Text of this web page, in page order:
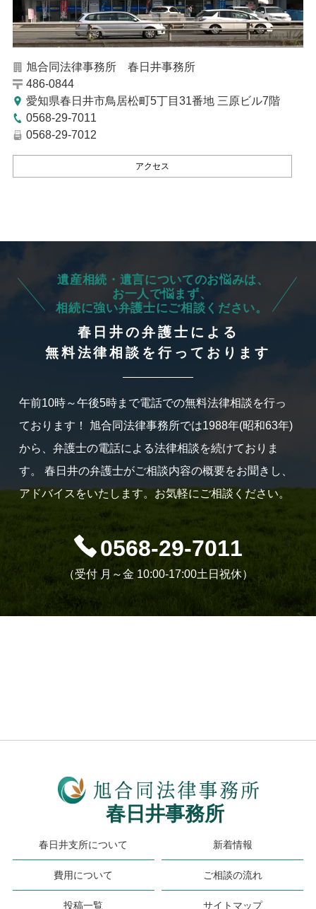
旭合同法律事務所 春日井事務所
486-0844
愛知県春日井市鳥居松町5丁目31番地 三原ビル7階
0568-29-7011
0568-29-7012
アクセス
遺産相続・遺言についてのお悩みは、
お一人で悩まず、
相続に強い弁護士にご相談ください。
春日井の弁護士による
無料法律相談を行っております
午前10時～午後5時まで電話での無料法律相談を行っ
ております！
旭合同法律事務所では1988年(昭和63年)
から、弁護士の電話による法律相談を続けておりま
す。
春日井の弁護士がご相談内容の概要をお聞きし、
アドバイスをいたします。お気軽にご相談ください。
0568-29-7011
（受付 月～金 10:00-17:00土日祝休）
春日井事務所
春日井支所について 新着情報
費用について ご相談の流れ
投稿一覧 サイトマップ